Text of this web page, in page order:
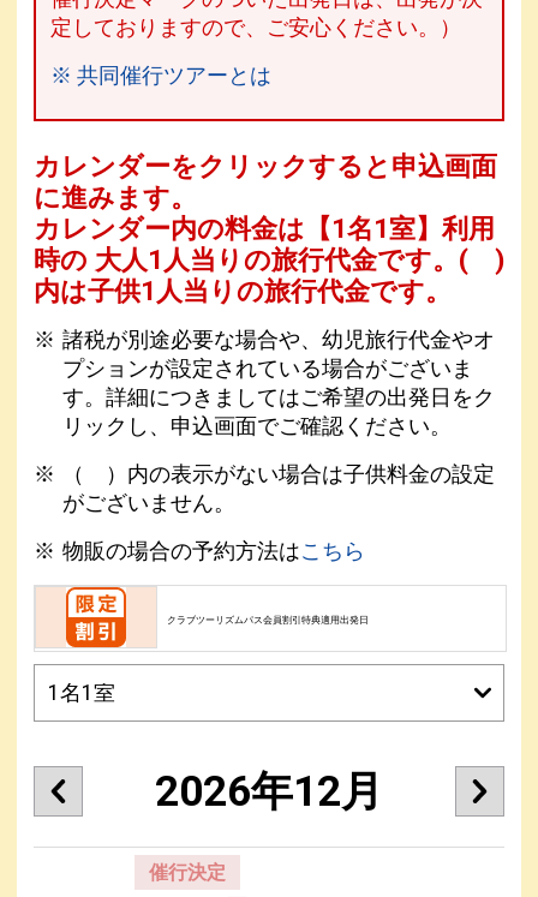
定しておりますので、ご安心ください。）
※ 共同催行ツアーとは
カレンダーをクリックすると申込画面
に進みます。
カレンダー内の料金は 【1名1室】利用
時の 大人1人当りの旅行代金です。 ( )
内は子供1人当りの旅行代金です。
諸税が別途必要な場合や、幼児旅行代金やオ
プションが設定されている場合がございま
す。詳細につきましてはご希望の出発日をク
リックし、申込画面でご確認ください。
（ ）内の表示がない場合は子供料金の設定
がございません。
物販の場合の予約方法はこちら
クラブツーリズムパス会員割引特典適用出発日
2026年12月
催行決定